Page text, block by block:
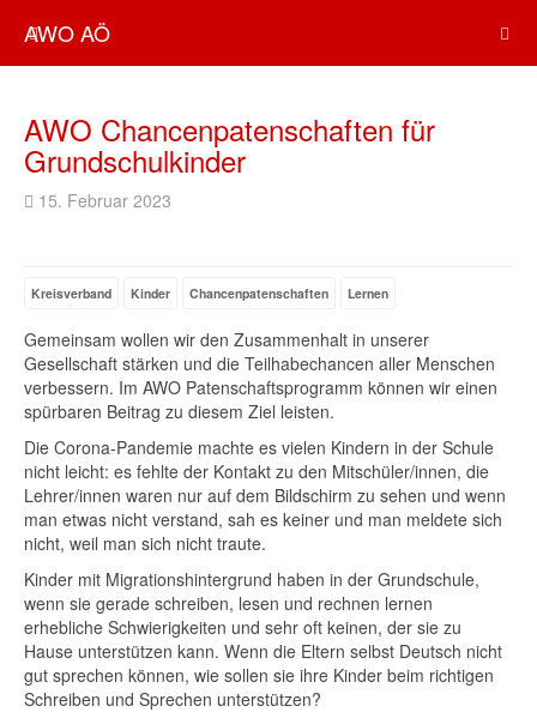
AWO AÖ
AWO Chancenpatenschaften für
Grundschulkinder
15. Februar 2023
Kreisverband Kinder Chancenpatenschaften Lernen
Gemeinsam wollen wir den Zusammenhalt in unserer
Gesellschaft stärken und die Teilhabechancen aller Menschen
verbessern. Im AWO Patenschaftsprogramm können wir einen
spürbaren Beitrag zu diesem Ziel leisten.
Die Corona-Pandemie machte es vielen Kindern in der Schule
nicht leicht: es fehlte der Kontakt zu den Mitschüler/innen, die
Lehrer/innen waren nur auf dem Bildschirm zu sehen und wenn
man etwas nicht verstand, sah es keiner und man meldete sich
nicht, weil man sich nicht traute.
Kinder mit Migrationshintergrund haben in der Grundschule,
wenn sie gerade schreiben, lesen und rechnen lernen
erhebliche Schwierigkeiten und sehr oft keinen, der sie zu
Hause unterstützen kann. Wenn die Eltern selbst Deutsch nicht
gut sprechen können, wie sollen sie ihre Kinder beim richtigen
Schreiben und Sprechen unterstützen?